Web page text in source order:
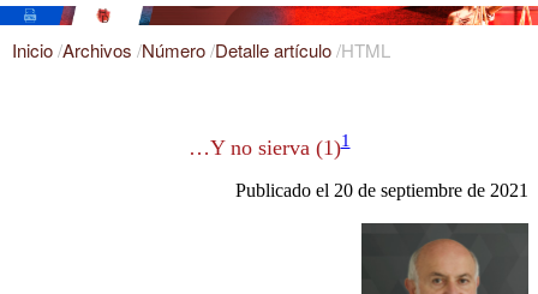
Inicio/Archivos /Número/Detalle artículo/HTML